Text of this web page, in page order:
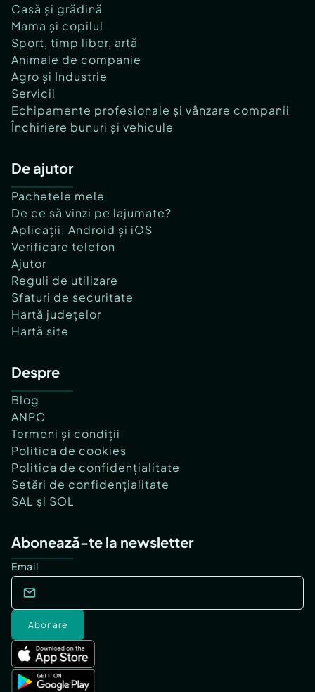
Casă și grădină
Mama și copilul
Sport, timp liber, artă
Animale de companie
Agro și Industrie
Servicii
Echipamente profesionale și vânzare companii
Închiriere bunuri și vehicule
De ajutor
Pachetele mele
De ce să vinzi pe lajumate?
Aplicații: Android și iOS
Verificare telefon
Ajutor
Reguli de utilizare
Sfaturi de securitate
Hartă județelor
Hartă site
Despre
Blog
ANPC
Termeni și condiții
Politica de cookies
Politica de confidențialitate
Setări de confidențialitate
SAL și SOL
Abonează-te la newsletter
Email
Abonare